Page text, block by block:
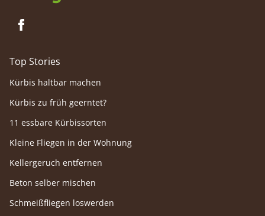
Top Stories
Kürbis haltbar machen
Kürbis zu früh geerntet?
11 essbare Kürbissorten
Kleine Fliegen in der Wohnung
Kellergeruch entfernen
Beton selber mischen
Schmeißfliegen loswerden